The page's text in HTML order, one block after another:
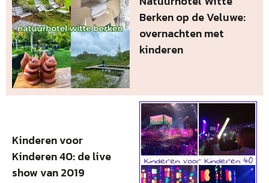
Berken op de Veluwe:
overnachten met
kinderen
Kinderen voor
Kinderen 40: de live
show van 2019